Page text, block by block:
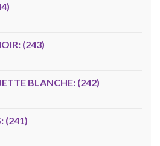
(243)
BLANCHE: (242)
(241)